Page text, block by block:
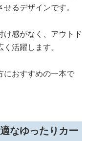
るデザインです。
感がなく、アウトド
活躍します。
におすすめの一本で
なゆったりカー